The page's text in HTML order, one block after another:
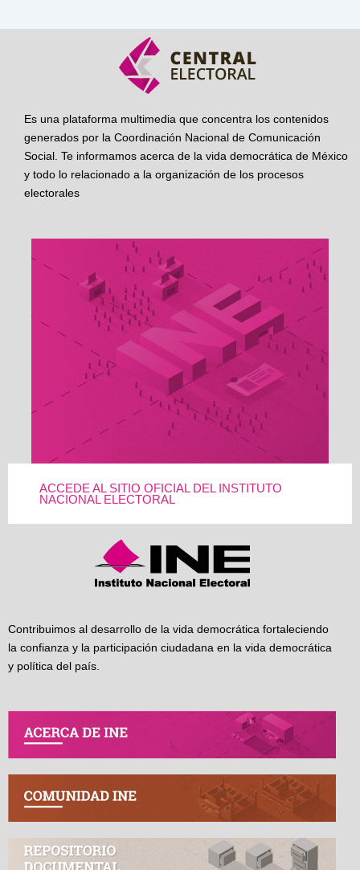
Es una plataforma multimedia que concentra los contenidos
generados por la Coordinación Nacional de Comunicación
Social. Te informamos acerca de la vida democrática de México
y todo lo relacionado a la organización de los procesos
electorales
ACCEDE AL SITIO OFICIAL DEL INSTITUTO
NACIONAL ELECTORAL
Contribuimos al desarrollo de la vida democrática fortaleciendo
la confianza y la participación ciudadana en la vida democrática
y política del país.